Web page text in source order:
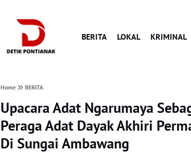
BERITA LOKAL KRIMINAL
Home BERITA
Upacara Adat Ngarumaya
Peraga Adat Dayak Akhiri
Di Sungai Ambawang